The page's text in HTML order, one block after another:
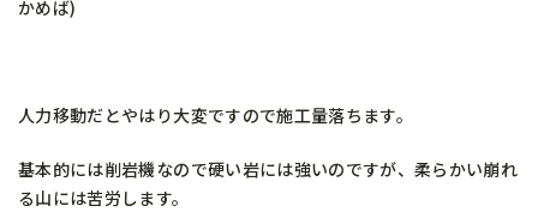
かめば)
人力移動だとやはり大変ですので施工量落ちます。
基本的には削岩機なので硬い岩には強いのですが、柔らかい崩れ
る山には苦労します。